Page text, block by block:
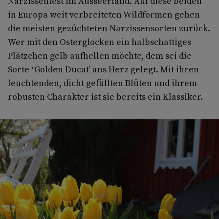
in Europa weit verbreiteten Wildformen gehen
die meisten gezüchteten Narzissensorten zurück.
Wer mit den Osterglocken ein halbschattiges
Plätzchen gelb aufhellen möchte, dem sei die
Sorte ‘Golden Ducat’ ans Herz gelegt. Mit ihren
leuchtenden, dicht gefüllten Blüten und ihrem
robusten Charakter ist sie bereits ein Klassiker.